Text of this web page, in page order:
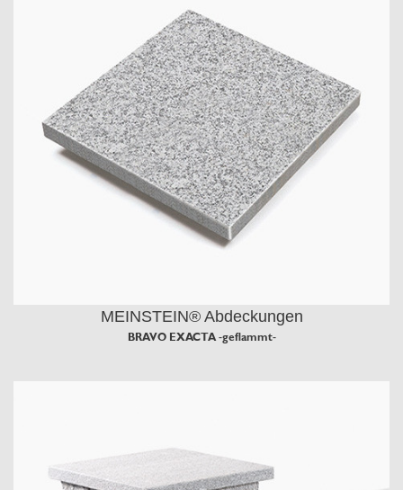
MEINSTEIN® Abdeckungen
BRAVO EXACTA -geflammt-